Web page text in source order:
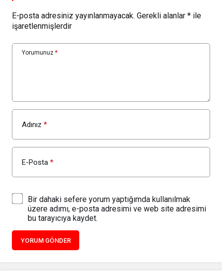
E-posta adresiniz yayınlanmayacak. Gerekli alanlar * ile
işaretlenmişlerdir
Yorumunuz *
Adınız *
E-Posta *
Bir dahaki sefere yorum yaptığımda kullanılmak
üzere adımı, e-posta adresimi ve web site adresimi
bu tarayıcıya kaydet.
YORUM GÖNDER